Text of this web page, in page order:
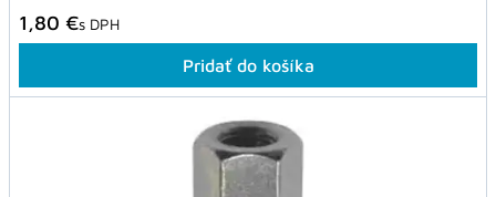
1,80 €s DPH
Pridať do košíka